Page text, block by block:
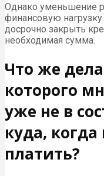
Однако уменьшение
финансовую
досрочно закрыть
необходимая сумма.
Что же
которого
уже не в
куда, когда
платить?